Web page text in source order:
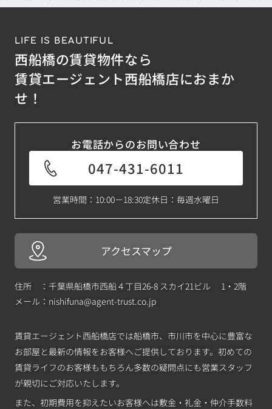
LIFE IS BEAUTIFUL
西船橋の賃貸物件なら
賃貸エージェント西船橋店におまか
せ！
お電話からのお問い合わせ
047-431-6011
営業時間：10:00－18:30定休日：毎週水曜日
アクセスマップ
住所 ：千葉県船橋市西船４丁目26-8 スカイ21ビル 1・2階
メール： nishifuna@agent-trust.co.jp
賃貸エージェント西船橋店では船橋市、市川市を中心に豊富な
お部屋と最新の情報をお客様へご提供しております。初めての
賃貸ライフのお客様ももちろん多数の疑問点にも営業スタッフ
が親切にご対応いたします。
また、初期費用を抑えたいお客様へは敷金・礼金・仲介手数料